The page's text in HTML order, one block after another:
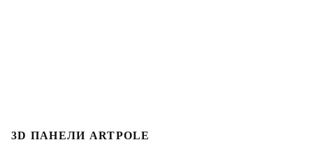
3D ПАНЕЛИ ARTPOLE